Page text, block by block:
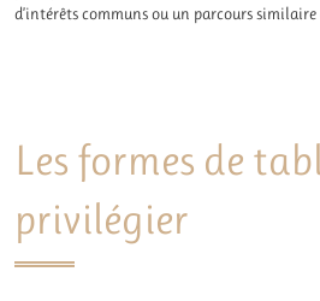
d’intérêts communs ou un parcours similaire
Les formes de
privilégier